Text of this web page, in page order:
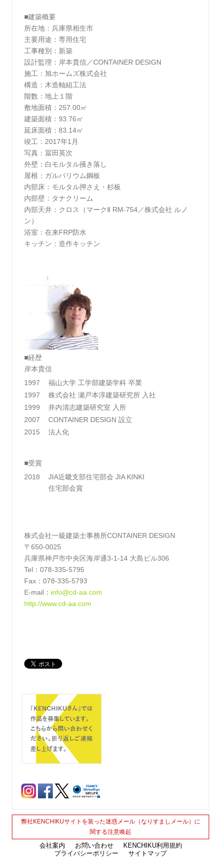
■建築概要
所在地：兵庫県相生市
主要用途：専用住宅
工事種別：新築
設計監理：岸本貴信／CONTAINER DESIGN
施工：旭ホームズ株式会社
構造：木造軸組工法
階数：地上１階
敷地面積：257.00㎡
建築面積：93.76㎡
延床面積：83.14㎡
竣工：2017年1月
写真：冨田英次
外壁：白モルタル掻き落し
屋根：ガルバリウム鋼板
内部床：モルタル押さえ・杉板
内部壁：タナクリーム
内部天井：クロス（マークⅡ RM-754／株式会社 ルノ
ン）
浴室：在来FRP防水
キッチン：造作キッチン
■経歴
岸本貴信
1997
福山大学 工学部建築学科 卒業
1997
株式会社 瀬戸本淳建築研究所 入社
1999
井内清志建築研究室 入所
2007
CONTAINER DESIGN 設立
2015
法人化
■受賞
2018
JIA近畿支部住宅部会 JIA KINKI
住宅部会賞
株式会社一級建築士事務所CONTAINER DESIGN
〒650-0025
兵庫県神戸市中央区海岸通3-1-14 大島ビル306
Tel：078-335-5795
Fax：078-335-5793
E-mail： info@cd-aa.com
http://www.cd-aa.com
弊社KENCHIKUサイトを装った迷惑メール（なりすましメール）に
関する注意喚起
会社案内 お問い合わせ
KENCHIKU利用規約
プライバシーポリシー
サイトマップ